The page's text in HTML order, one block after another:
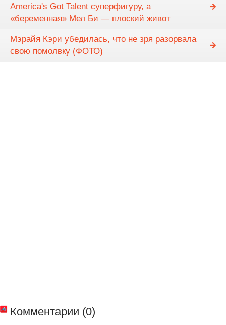
America's Got Talent суперфигуру, а
«беременная» Мел Би — плоский живот
Мэрайя Кэри убедилась, что не зря разорвала
свою помолвку (ФОТО)
Комментарии (0)